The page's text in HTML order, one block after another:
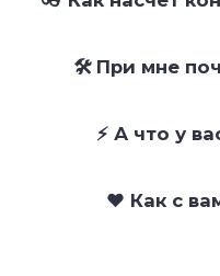
🛠 При мне
⚡ А что у
❤️ Как с